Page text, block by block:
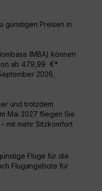
günstigen Preisen in
(MBA) können
ab 479,99 €*
2026,
und trotzdem
Mai 2027 fliegen Sie
mit mehr Sitzkomfort
Flüge für die
Flugangebote für